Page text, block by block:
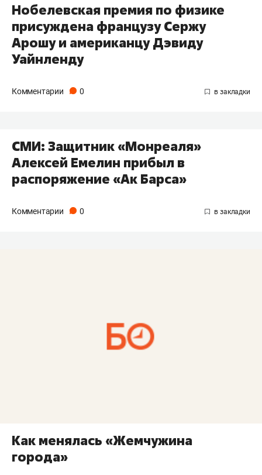
Нобелевская премия по физике
присуждена французу Сержу
Арошу и американцу Дэвиду
Уайнленду
Комментарии 0
СМИ: Защитник «Монреаля»
Алексей Емелин прибыл в
распоряжение «Ак Барса»
Комментарии 0
Как менялась «Жемчужина
города»